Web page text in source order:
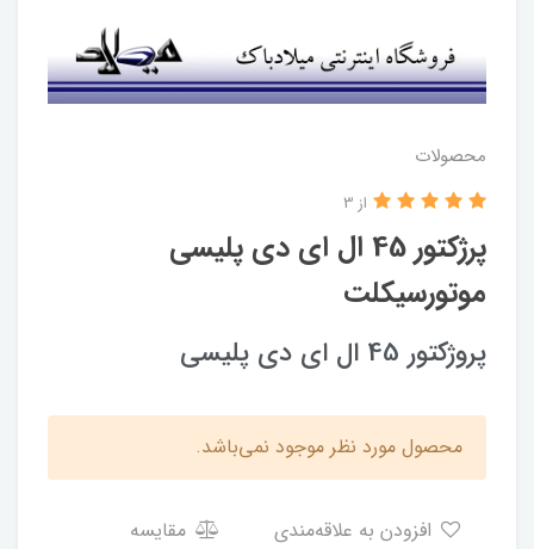
محصولات
پرژکتور 45 ال ای دی پلیسی
موتورسیکلت
از 3
پروژکتور 45 ال ای دی پلیسی
محصول مورد نظر موجود نمی‌باشد.
مقایسه